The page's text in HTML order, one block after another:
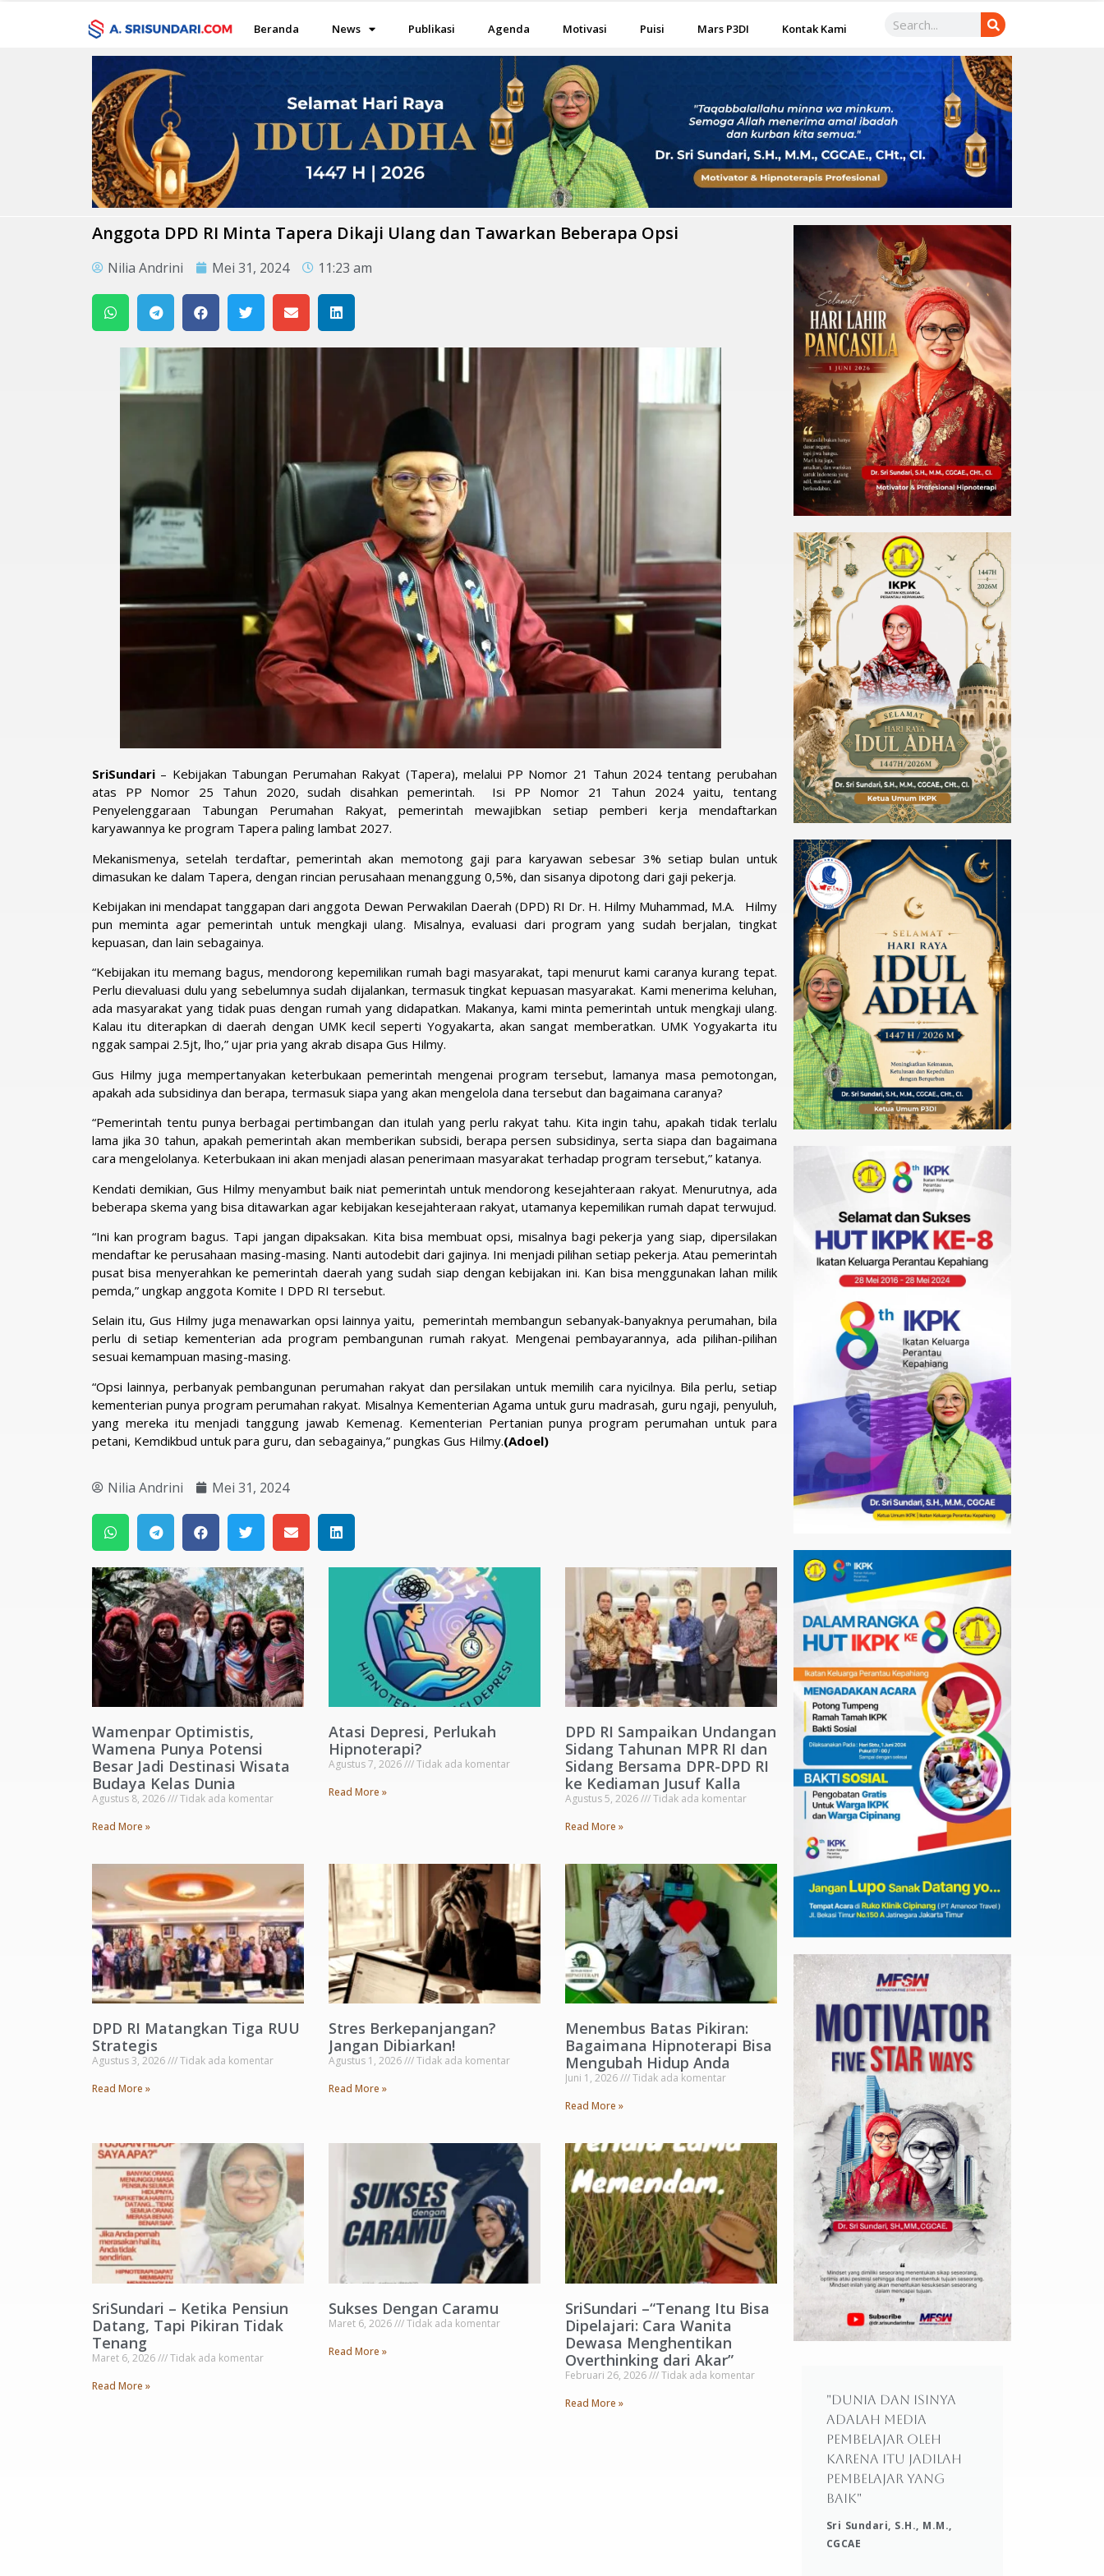
Beranda News Publikasi Agenda Motivasi Puisi Mars P3DI Kontak Kami
Anggota DPD RI Minta Tapera Dikaji Ulang dan Tawarkan Beberapa Opsi
Nilia Andrini Mei 31, 2024 11:23 am
SriSundari – Kebijakan Tabungan Perumahan Rakyat (Tapera), melalui PP Nomor 21 Tahun 2024 tentang perubahan
atas PP Nomor 25 Tahun 2020, sudah disahkan pemerintah. Isi PP Nomor 21 Tahun 2024 yaitu, tentang
Penyelenggaraan Tabungan Perumahan Rakyat, pemerintah mewajibkan setiap pemberi kerja mendaftarkan
karyawannya ke program Tapera paling lambat 2027.
Mekanismenya, setelah terdaftar, pemerintah akan memotong gaji para karyawan sebesar 3% setiap bulan untuk
dimasukan ke dalam Tapera, dengan rincian perusahaan menanggung 0,5%, dan sisanya dipotong dari gaji pekerja.
Kebijakan ini mendapat tanggapan dari anggota Dewan Perwakilan Daerah (DPD) RI Dr. H. Hilmy Muhammad, M.A. Hilmy
pun meminta agar pemerintah untuk mengkaji ulang. Misalnya, evaluasi dari program yang sudah berjalan, tingkat
kepuasan, dan lain sebagainya.
“Kebijakan itu memang bagus, mendorong kepemilikan rumah bagi masyarakat, tapi menurut kami caranya kurang tepat.
Perlu dievaluasi dulu yang sebelumnya sudah dijalankan, termasuk tingkat kepuasan masyarakat. Kami menerima keluhan,
ada masyarakat yang tidak puas dengan rumah yang didapatkan. Makanya, kami minta pemerintah untuk mengkaji ulang.
Kalau itu diterapkan di daerah dengan UMK kecil seperti Yogyakarta, akan sangat memberatkan. UMK Yogyakarta itu
nggak sampai 2.5jt, lho,” ujar pria yang akrab disapa Gus Hilmy.
Gus Hilmy juga mempertanyakan keterbukaan pemerintah mengenai program tersebut, lamanya masa pemotongan,
apakah ada subsidinya dan berapa, termasuk siapa yang akan mengelola dana tersebut dan bagaimana caranya?
“Pemerintah tentu punya berbagai pertimbangan dan itulah yang perlu rakyat tahu. Kita ingin tahu, apakah tidak terlalu
lama jika 30 tahun, apakah pemerintah akan memberikan subsidi, berapa persen subsidinya, serta siapa dan bagaimana
cara mengelolanya. Keterbukaan ini akan menjadi alasan penerimaan masyarakat terhadap program tersebut,” katanya.
Kendati demikian, Gus Hilmy menyambut baik niat pemerintah untuk mendorong kesejahteraan rakyat. Menurutnya, ada
beberapa skema yang bisa ditawarkan agar kebijakan kesejahteraan rakyat, utamanya kepemilikan rumah dapat terwujud.
“Ini kan program bagus. Tapi jangan dipaksakan. Kita bisa membuat opsi, misalnya bagi pekerja yang siap, dipersilakan
mendaftar ke perusahaan masing-masing. Nanti autodebit dari gajinya. Ini menjadi pilihan setiap pekerja. Atau pemerintah
pusat bisa menyerahkan ke pemerintah daerah yang sudah siap dengan kebijakan ini. Kan bisa menggunakan lahan milik
pemda,” ungkap anggota Komite I DPD RI tersebut.
Selain itu, Gus Hilmy juga menawarkan opsi lainnya yaitu, pemerintah membangun sebanyak-banyaknya perumahan, bila
perlu di setiap kementerian ada program pembangunan rumah rakyat. Mengenai pembayarannya, ada pilihan-pilihan
sesuai kemampuan masing-masing.
“Opsi lainnya, perbanyak pembangunan perumahan rakyat dan persilakan untuk memilih cara nyicilnya. Bila perlu, setiap
kementerian punya program perumahan rakyat. Misalnya Kementerian Agama untuk guru madrasah, guru ngaji, penyuluh,
yang mereka itu menjadi tanggung jawab Kemenag. Kementerian Pertanian punya program perumahan untuk para
petani, Kemdikbud untuk para guru, dan sebagainya,” pungkas Gus Hilmy.(Adoel)
Nilia Andrini Mei 31, 2024
Wamenpar Optimistis,
Wamena Punya Potensi
Besar Jadi Destinasi Wisata
Budaya Kelas Dunia
Agustus 8, 2026
Tidak ada komentar
Read More »
Atasi Depresi, Perlukah
Hipnoterapi?
Agustus 7, 2026
Tidak ada komentar
Read More »
DPD RI Sampaikan Undangan
Sidang Tahunan MPR RI dan
Sidang Bersama DPR-DPD RI
ke Kediaman Jusuf Kalla
Agustus 5, 2026
Tidak ada komentar
Read More »
DPD RI Matangkan Tiga RUU
Strategis
Agustus 3, 2026
Tidak ada komentar
Read More »
Stres Berkepanjangan?
Jangan Dibiarkan!
Agustus 1, 2026
Tidak ada komentar
Read More »
Menembus Batas Pikiran:
Bagaimana Hipnoterapi Bisa
Mengubah Hidup Anda
Juni 1, 2026
Tidak ada komentar
Read More »
SriSundari – Ketika Pensiun
Datang, Tapi Pikiran Tidak
Tenang
Maret 6, 2026
Tidak ada komentar
Read More »
Sukses Dengan Caramu
Maret 6, 2026
Tidak ada komentar
Read More »
SriSundari –“Tenang Itu Bisa
Dipelajari: Cara Wanita
Dewasa Menghentikan
Overthinking dari Akar”
Februari 26, 2026
Tidak ada komentar
Read More »
"Dunia dan isinya
adalah media
pembelajar oleh
karena itu jadilah
pembelajar yang
baik"
Sri Sundari, S.H., M.M.,
CGCAE